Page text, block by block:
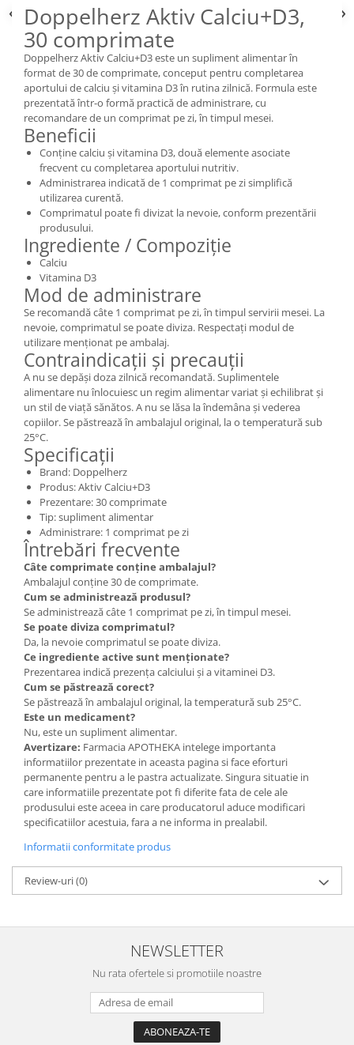
Doppelherz Aktiv Calciu+D3,
30 comprimate
Doppelherz Aktiv Calciu+D3 este un supliment alimentar în
format de 30 de comprimate, conceput pentru completarea
aportului de calciu și vitamina D3 în rutina zilnică. Formula este
prezentată într-o formă practică de administrare, cu
recomandare de un comprimat pe zi, în timpul mesei.
Beneficii
Conține calciu și vitamina D3, două elemente asociate
frecvent cu completarea aportului nutritiv.
Administrarea indicată de 1 comprimat pe zi simplifică
utilizarea curentă.
Comprimatul poate fi divizat la nevoie, conform prezentării
produsului.
Ingrediente / Compoziție
Calciu
Vitamina D3
Mod de administrare
Se recomandă câte 1 comprimat pe zi, în timpul servirii mesei. La
nevoie, comprimatul se poate diviza. Respectați modul de
utilizare menționat pe ambalaj.
Contraindicații și precauții
A nu se depăși doza zilnică recomandată. Suplimentele
alimentare nu înlocuiesc un regim alimentar variat și echilibrat și
un stil de viață sănătos. A nu se lăsa la îndemâna și vederea
copiilor. Se păstrează în ambalajul original, la o temperatură sub
25°C.
Specificații
Brand: Doppelherz
Produs: Aktiv Calciu+D3
Prezentare: 30 comprimate
Tip: supliment alimentar
Administrare: 1 comprimat pe zi
Întrebări frecvente
Câte comprimate conține ambalajul?
Ambalajul conține 30 de comprimate.
Cum se administrează produsul?
Se administrează câte 1 comprimat pe zi, în timpul mesei.
Se poate diviza comprimatul?
Da, la nevoie comprimatul se poate diviza.
Ce ingrediente active sunt menționate?
Prezentarea indică prezența calciului și a vitaminei D3.
Cum se păstrează corect?
Se păstrează în ambalajul original, la temperatură sub 25°C.
Este un medicament?
Nu, este un supliment alimentar.
Avertizare: Farmacia APOTHEKA intelege importanta
informatiilor prezentate in aceasta pagina si face eforturi
permanente pentru a le pastra actualizate. Singura situatie in
care informatiile prezentate pot fi diferite fata de cele ale
produsului este aceea in care producatorul aduce modificari
specificatiilor acestuia, fara a ne informa in prealabil.
Informatii conformitate produs
Review-uri(0)
NEWSLETTER
Nu rata ofertele si promotiile noastre